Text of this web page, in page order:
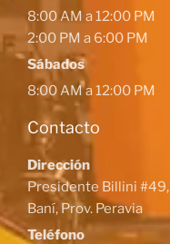
8:00 AM a 12:00 PM
2:00 PM a 6:00 PM
Sábados
8:00 AM a 12:00 PM
Contacto
Dirección
Presidente Billini #49,
Baní, Prov. Peravia
Teléfono